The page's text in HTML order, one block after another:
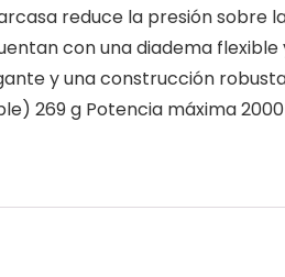
reduce la presión sobre
con una diadema flexible
y una construcción
269 g Potencia máxima